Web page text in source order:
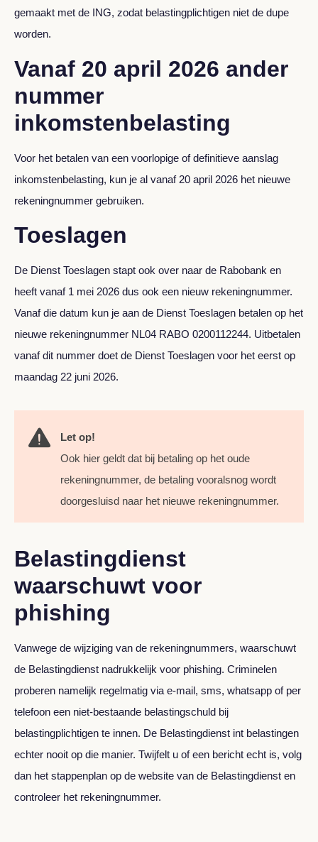
gemaakt met de ING, zodat belastingplichtigen niet de dupe
worden.
Vanaf 20 april 2026 ander
nummer
inkomstenbelasting
Voor het betalen van een voorlopige of definitieve aanslag
inkomstenbelasting, kun je al vanaf 20 april 2026 het nieuwe
rekeningnummer gebruiken.
Toeslagen
De Dienst Toeslagen stapt ook over naar de Rabobank en
heeft vanaf 1 mei 2026 dus ook een nieuw rekeningnummer.
Vanaf die datum kun je aan de Dienst Toeslagen betalen op het
nieuwe rekeningnummer NL04 RABO 0200112244. Uitbetalen
vanaf dit nummer doet de Dienst Toeslagen voor het eerst op
maandag 22 juni 2026.
Let op!
Ook hier geldt dat bij betaling op het oude
rekeningnummer, de betaling vooralsnog wordt
doorgesluisd naar het nieuwe rekeningnummer.
Belastingdienst
waarschuwt voor
phishing
Vanwege de wijziging van de rekeningnummers, waarschuwt
de Belastingdienst nadrukkelijk voor phishing. Criminelen
proberen namelijk regelmatig via e-mail, sms, whatsapp of per
telefoon een niet-bestaande belastingschuld bij
belastingplichtigen te innen. De Belastingdienst int belastingen
echter nooit op die manier. Twijfelt u of een bericht echt is, volg
dan het stappenplan op de website van de Belastingdienst en
controleer het rekeningnummer.